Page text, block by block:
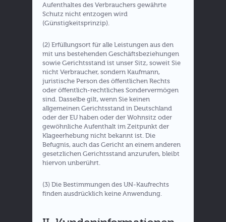
Aufenthaltes des Verbrauchers gewährte
Schutz nicht entzogen wird
(Günstigkeitsprinzip).
(2) Erfüllungsort für alle Leistungen aus den
mit uns bestehenden Geschäftsbeziehungen
sowie Gerichtsstand ist unser Sitz, soweit Sie
nicht Verbraucher, sondern Kaufmann,
juristische Person des öffentlichen Rechts
oder öffentlich-rechtliches Sondervermögen
sind. Dasselbe gilt, wenn Sie keinen
allgemeinen Gerichtsstand in Deutschland
oder der EU haben oder der Wohnsitz oder
gewöhnliche Aufenthalt im Zeitpunkt der
Klageerhebung nicht bekannt ist. Die
Befugnis, auch das Gericht an einem anderen
gesetzlichen Gerichtsstand anzurufen, bleibt
hiervon unberührt.
(3) Die Bestimmungen des UN-Kaufrechts
finden ausdrücklich keine Anwendung.